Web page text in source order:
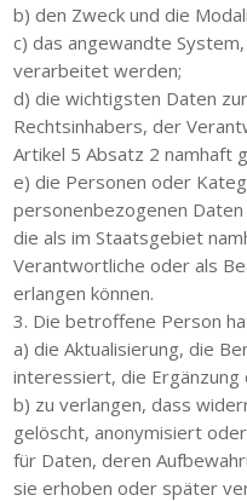
b) den Zweck und die
c) das angewandte
verarbeitet werden;
d) die wichtigsten Daten
Rechtsinhabers, der
Artikel 5 Absatz 2 namhaft
e) die Personen oder
personenbezogenen
die als im Staatsgebiet
Verantwortliche oder als
erlangen können.
3. Die betroffene Person
a) die Aktualisierung, die
interessiert, die Ergänzung
b) zu verlangen, dass
gelöscht, anonymisiert
für Daten, deren
sie erhoben oder später